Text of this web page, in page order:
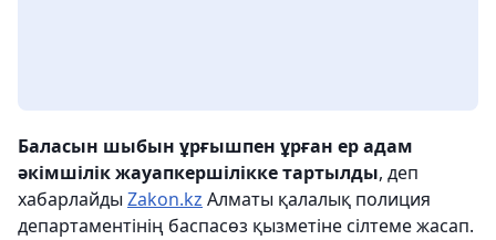
Баласын шыбын ұрғышпен ұрған ер адам
әкімшілік жауапкершілікке тартылды, деп
хабарлайды Zakon.kz Алматы қалалық полиция
департаментінің баспасөз қызметіне сілтеме жасап.